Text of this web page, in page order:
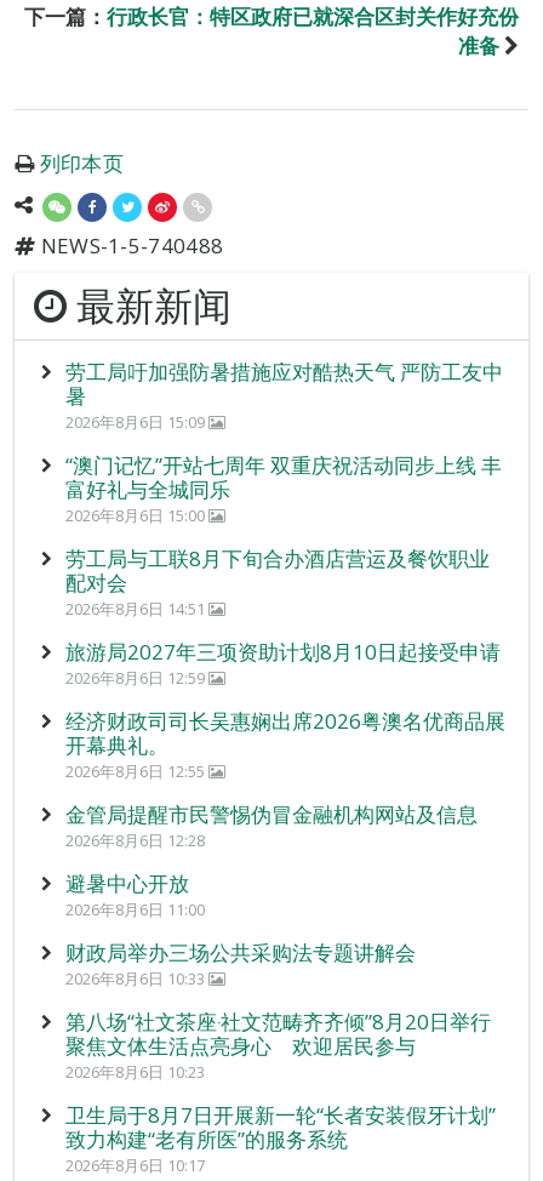
下一篇： 行政长官：特区政府已就深合区封关作好充份
准备
列印本页
NEWS-1-5-740488
最新新闻
劳工局吁加强防暑措施应对酷热天气 严防工友中
暑
2026年8月6日 15:09
“澳门记忆”开站七周年 双重庆祝活动同步上线 丰
富好礼与全城同乐
2026年8月6日 15:00
劳工局与工联8月下旬合办酒店营运及餐饮职业
配对会
2026年8月6日 14:51
旅游局2027年三项资助计划8月10日起接受申请
2026年8月6日 12:59
经济财政司司长吴惠娴出席2026粤澳名优商品展
开幕典礼。
2026年8月6日 12:55
金管局提醒市民警惕伪冒金融机构网站及信息
2026年8月6日 12:28
避暑中心开放
2026年8月6日 11:00
财政局举办三场公共采购法专题讲解会
2026年8月6日 10:33
第八场“社文茶座‧社文范畴齐齐倾”8月20日举行
聚焦文体生活点亮身心 欢迎居民参与
2026年8月6日 10:23
卫生局于8月7日开展新一轮“长者安装假牙计划”
致力构建“老有所医”的服务系统
2026年8月6日 10:17